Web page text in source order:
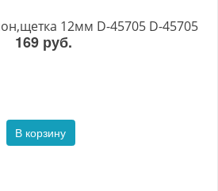
12мм D-45705 D-45705
169 руб.
В корзину